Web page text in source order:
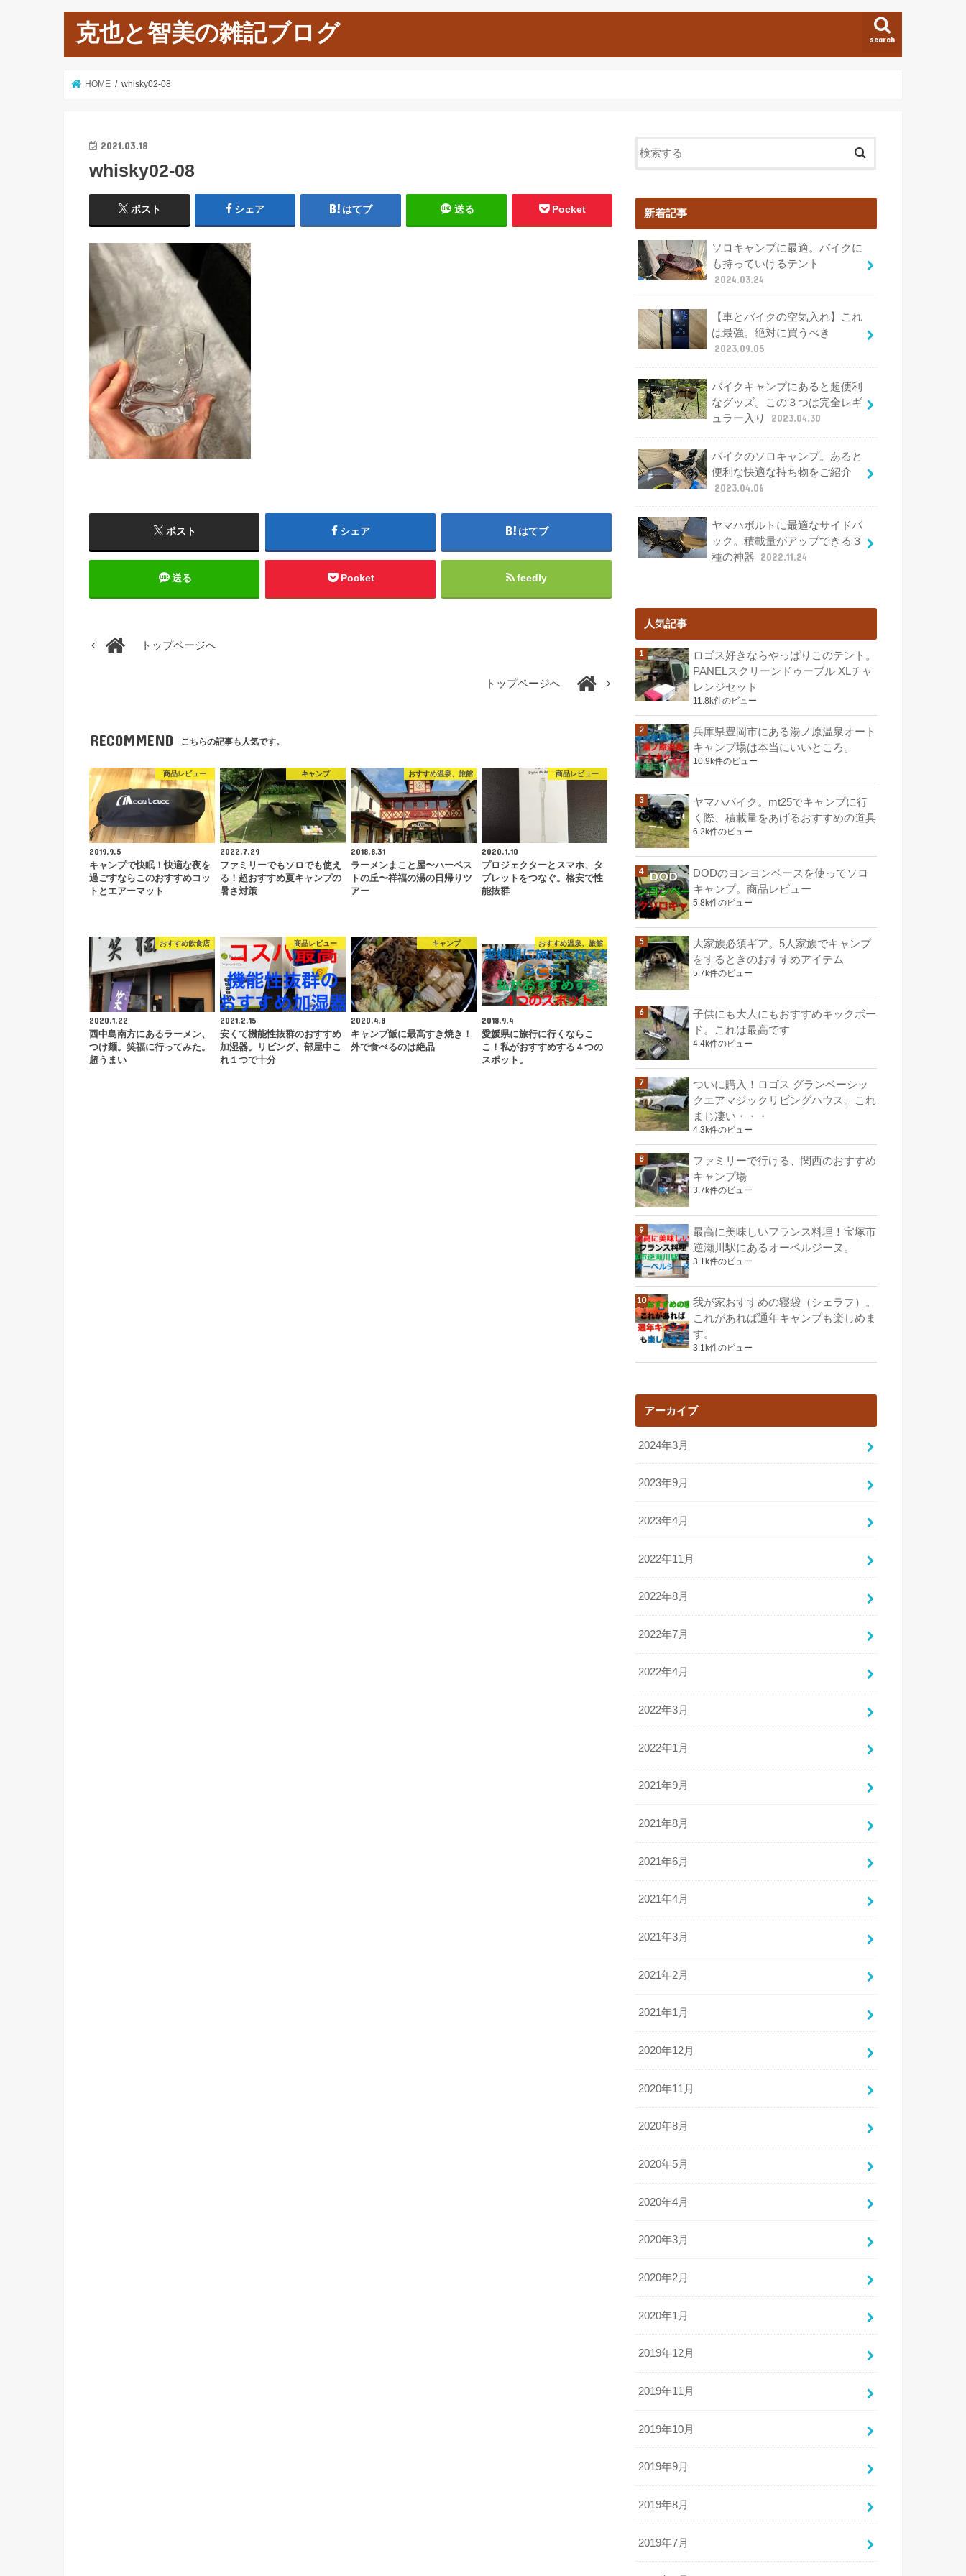
克也と智美の雑記ブログ search
HOME whisky02-08
2021.03.18
whisky02-08
ポスト シェア はてブ 送る Pocket
ポスト シェア はてブ
送る Pocket feedly
トップページへ
トップページへ
RECOMMEND こちらの記事も人気です。
商品レビュー
2019.9.5
キャンプで快眠！快適な夜を
過ごすならこのおすすめコッ
トとエアーマット
キャンプ
2022.7.29
ファミリーでもソロでも使え
る！超おすすめ夏キャンプの
暑さ対策
おすすめ温泉、旅館
2018.8.31
ラーメンまこと屋〜ハーベス
トの丘〜祥福の湯の日帰りツ
アー
商品レビュー
2020.1.10
プロジェクターとスマホ、タ
ブレットをつなぐ。格安で性
能抜群
おすすめ飲食店
2020.1.22
西中島南方にあるラーメン、
つけ麺。笑福に行ってみた。
超うまい
商品レビュー
2021.2.15
安くて機能性抜群のおすすめ
加湿器。リビング、部屋中こ
れ１つで十分
キャンプ
2020.4.8
キャンプ飯に最高すき焼き！
外で食べるのは絶品
おすすめ温泉、旅館
2018.9.4
愛媛県に旅行に行くならこ
こ！私がおすすめする４つの
スポット。
新着記事
ソロキャンプに最適。バイクに
も持っていけるテント
2024.03.24
【車とバイクの空気入れ】これ
は最強。絶対に買うべき
2023.09.05
バイクキャンプにあると超便利
なグッズ。この３つは完全レギ
ュラー入り
2023.04.30
バイクのソロキャンプ。あると
便利な快適な持ち物をご紹介
2023.04.06
ヤマハボルトに最適なサイドバ
ック。積載量がアップできる３
種の神器
2022.11.24
人気記事
ロゴス好きならやっぱりこのテント。
PANELスクリーンドゥーブル XLチャ
レンジセット
11.8k件のビュー
兵庫県豊岡市にある湯ノ原温泉オート
キャンプ場は本当にいいところ。
10.9k件のビュー
ヤマハバイク。mt25でキャンプに行
く際、積載量をあげるおすすめの道具
6.2k件のビュー
DODのヨンヨンベースを使ってソロ
キャンプ。商品レビュー
5.8k件のビュー
大家族必須ギア。5人家族でキャンプ
をするときのおすすめアイテム
5.7k件のビュー
子供にも大人にもおすすめキックボー
ド。これは最高です
4.4k件のビュー
ついに購入！ロゴス グランベーシッ
クエアマジックリビングハウス。これ
まじ凄い・・・
4.3k件のビュー
ファミリーで行ける、関西のおすすめ
キャンプ場
3.7k件のビュー
最高に美味しいフランス料理！宝塚市
逆瀬川駅にあるオーベルジーヌ。
3.1k件のビュー
我が家おすすめの寝袋（シェラフ）。
これがあれば通年キャンプも楽しめま
す。
3.1k件のビュー
アーカイブ
2024年3月
2023年9月
2023年4月
2022年11月
2022年8月
2022年7月
2022年4月
2022年3月
2022年1月
2021年9月
2021年8月
2021年6月
2021年4月
2021年3月
2021年2月
2021年1月
2020年12月
2020年11月
2020年8月
2020年5月
2020年4月
2020年3月
2020年2月
2020年1月
2019年12月
2019年11月
2019年10月
2019年9月
2019年8月
2019年7月